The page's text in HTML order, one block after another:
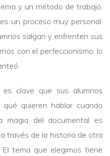
y un método de trabajo,
un proceso muy personal.
salgan y enfrenten sus
con el perfeccionismo, lo
clave que sus alumnos
quieren hablar cuando
magia del documental es
través de la historia de otra
tema que elegimos tiene